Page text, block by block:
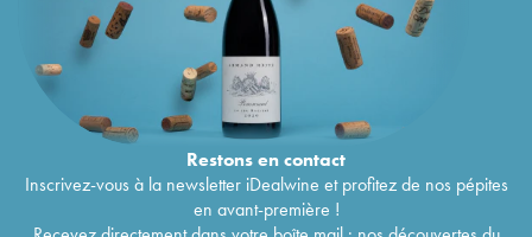
Restons encontact
Inscrivez-vous à la newsletter iDealwine et profitez de nos pépites
en avant-première !